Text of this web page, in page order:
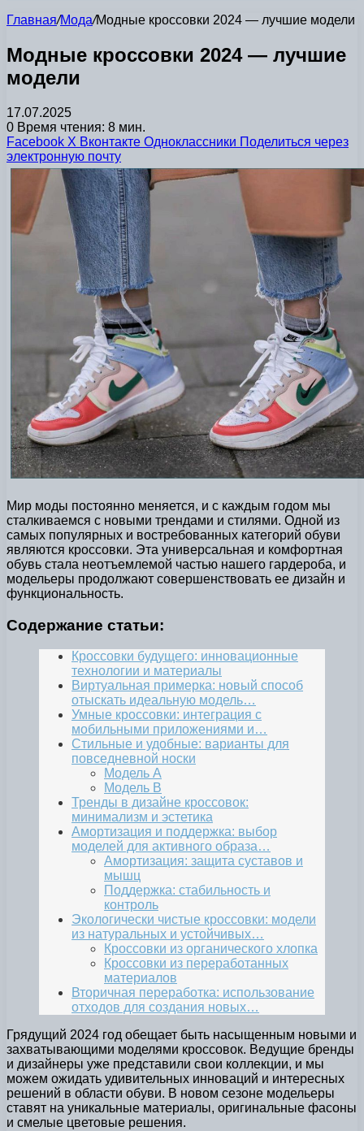
Главная/Мода/Модные кроссовки 2024 — лучшие модели
Модные кроссовки 2024 — лучшие
модели
17.07.2025
0 Время чтения: 8 мин.
Facebook X Вконтакте Одноклассники Поделиться через
электронную почту
Мир моды постоянно меняется, и с каждым годом мы
сталкиваемся с новыми трендами и стилями. Одной из
самых популярных и востребованных категорий обуви
являются кроссовки. Эта универсальная и комфортная
обувь стала неотъемлемой частью нашего гардероба, и
модельеры продолжают совершенствовать ее дизайн и
функциональность.
Содержание статьи:
Кроссовки будущего: инновационные
технологии и материалы
Виртуальная примерка: новый способ
отыскать идеальную модель…
Умные кроссовки: интеграция с
мобильными приложениями и…
Стильные и удобные: варианты для
повседневной носки
Модель A
Модель B
Тренды в дизайне кроссовок:
минимализм и эстетика
Амортизация и поддержка: выбор
моделей для активного образа…
Амортизация: защита суставов и
мышц
Поддержка: стабильность и
контроль
Экологически чистые кроссовки: модели
из натуральных и устойчивых…
Кроссовки из органического хлопка
Кроссовки из переработанных
материалов
Вторичная переработка: использование
отходов для создания новых…
Грядущий 2024 год обещает быть насыщенным новыми и
захватывающими моделями кроссовок. Ведущие бренды
и дизайнеры уже представили свои коллекции, и мы
можем ожидать удивительных инноваций и интересных
решений в области обуви. В новом сезоне модельеры
ставят на уникальные материалы, оригинальные фасоны
и смелые цветовые решения.